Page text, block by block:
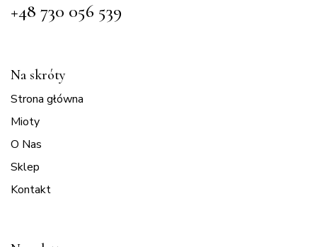
+48 730 056 539
Na skróty
Strona główna
Mioty
O Nas
Sklep
Kontakt